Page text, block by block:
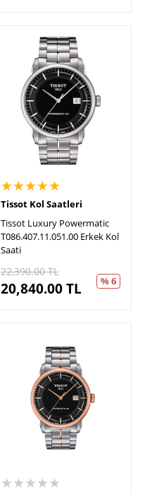
★★★★★
Tissot Kol Saatleri
Tissot Luxury Powermatic
T086.407.11.051.00 Erkek Kol
Saati
22,390.00TL
20,840.00TL % 6
★★★★★